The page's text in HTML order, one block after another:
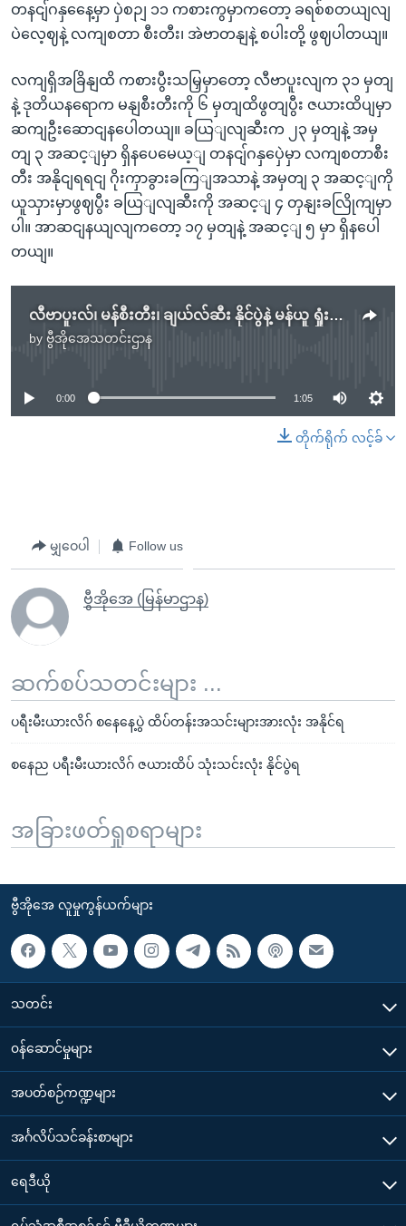
တနငျ်ဂနှနေေ့မှာ ပှဲစဉျ ၁၁ ကစားကွမှာကတော့ ခရစ်စတယျလျ
ပဲလေ့ဈနဲ့ လကျစတာ စီးတီး၊ အဲဗာတနျနဲ့ စပါးတို့ ဖွဈပါတယျ။
လကျရှိအခြိနျထိ ကစားပွီးသမြှမှာတော့ လီဗာပူးလျက ၃၁ မှတျ
နဲ့ ဒုတိယနရောက မနျစီးတီးကို ၆ မှတျထိဖွတျပွီး ဇယားထိပျမှာ
ဆကျဦးဆောငျနပေါတယျ။ ခယြျလျဆီးက ၂၃ မှတျနဲ့ အမှ
တျ ၃ အဆင့ျမှာ ရှိနပေမေယ့ျ တနငျ်ဂနှပှေဲမှာ လကျစတာစီး
တီး အနိုငျရရငျ ဂိုးကှာခွားခကြျအသာနဲ့ အမှတျ ၃ အဆင့ျကို
ယူသှားမှာဖွဈပွီး ခယြျလျဆီးကို အဆင့ျ ၄ တှနျးခလြိုကျမှာ
ပါ။ အာဆငျနယျလျကတော့ ၁၇ မှတျနဲ့ အဆင့ျ ၅ မှာ ရှိနပေါ
တယျ။
လီဗာပူးလ်၊ မန်စီးတီး၊ ချယ်လ်ဆီး နိုင်ပွဲနဲ့ မန်ယူ ရှုံးပွဲတွေ့တဲ့ စနေ ပရီးမီးယားလိဂ်ပွဲများ
by ဗွီအိုအေသတင်းဌာန
No media source currently available
0:00 1:05
တိုက်ရိုက် လင့်ခ်
မျှဝေပါ Follow us
ဗွီအိုအေ (မြန်မာဌာန)
ဆက်စပ်သတင်းများ ...
ပရီးမီးယားလိဂ် စနေနေ့ပွဲ ထိပ်တန်းအသင်းများအားလုံး အနိုင်ရ
စနေည ပရီးမီးယားလိဂ် ဇယားထိပ် သုံးသင်းလုံး နိုင်ပွဲရ
အခြားဖတ်ရှုစရာများ
ဗွီအိုအေ လူမှုကွန်ယက်များ
သတင်း
၀န်ဆောင်မှုများ
အပတ်စဉ်ကဏ္ဍများ
အင်္ဂလိပ်သင်ခန်းစာများ
ရေဒီယို